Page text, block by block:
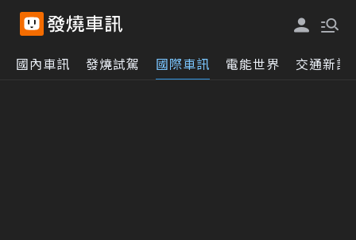
國內車訊 發燒試駕 國際車訊 電能世界 交通新訊